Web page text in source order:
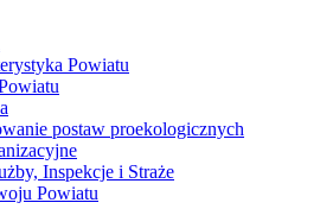
Powiatu
postaw proekologicznych
Inspekcje i Straże
Powiatu